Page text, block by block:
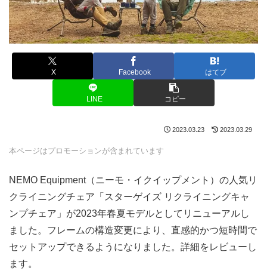
X Facebook はてブ
LINE コピー
2023.03.23 2023.03.29
本ページはプロモーションが含まれています
NEMO Equipment（ニーモ・イクイップメント）の人気リ
クライニングチェア「スターゲイズ リクライニングキャ
ンプチェア」が2023年春夏モデルとしてリニューアルし
ました。フレームの構造変更により、直感的かつ短時間で
セットアップできるようになりました。詳細をレビューし
ます。